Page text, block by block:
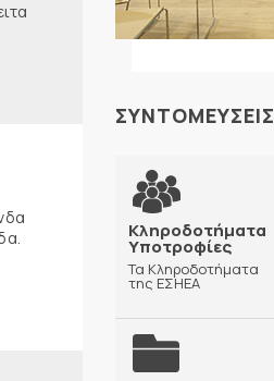
ΣΥΝΤΟΜΕΥΣΕΙΣ
Κληροδοτήματα
Υποτροφίες
Τα Κληροδοτήματα
της ΕΣΗΕΑ